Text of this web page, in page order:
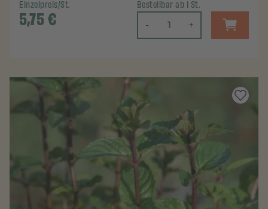
Einzelpreis/St.
5,75€
Bestellbar ab 1 St.
- +